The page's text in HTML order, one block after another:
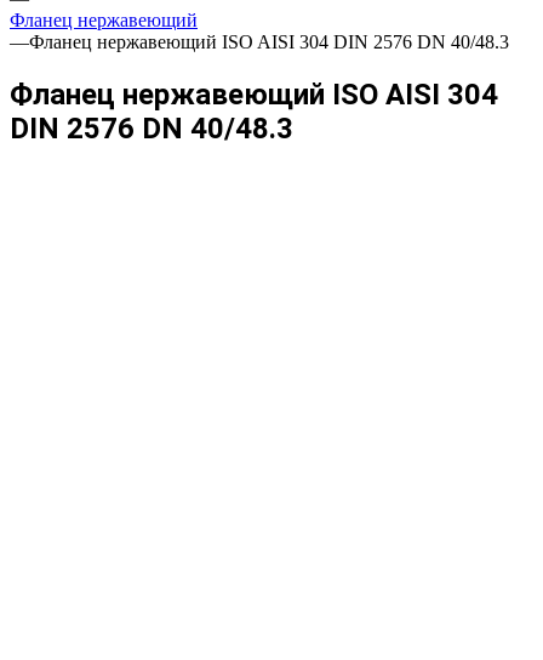
Фланец нержавеющий
—Фланец нержавеющий ISO AISI 304 DIN 2576 DN 40/48.3
Фланец нержавеющий ISO AISI 304
DIN 2576 DN 40/48.3